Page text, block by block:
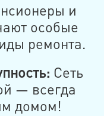
и
особые
ремонта.
Сеть
— всегда
домом!